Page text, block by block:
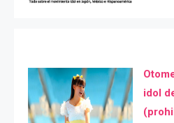
idol